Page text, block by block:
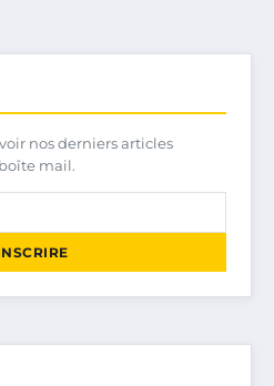
nos derniers articles
mail.